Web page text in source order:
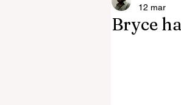
Bryce
12 mar